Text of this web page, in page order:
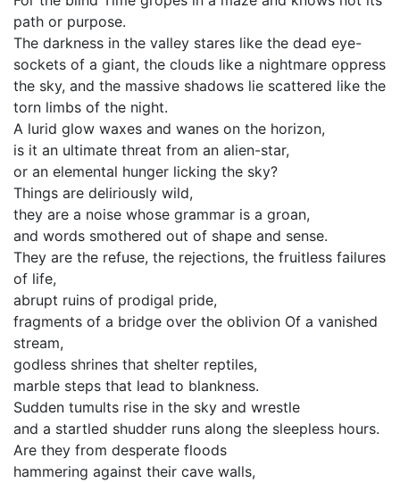
path or purpose.
The darkness in the valley stares like the dead eye-
sockets of a giant, the clouds like a nightmare oppress
the sky, and the massive shadows lie scattered like the
torn limbs of the night.
A lurid glow waxes and wanes on the horizon,
is it an ultimate threat from an alien-star,
or an elemental hunger licking the sky?
Things are deliriously wild,
they are a noise whose grammar is a groan,
and words smothered out of shape and sense.
They are the refuse, the rejections, the fruitless failures
of life,
abrupt ruins of prodigal pride,
fragments of a bridge over the oblivion Of a vanished
stream,
godless shrines that shelter reptiles,
marble steps that lead to blankness.
Sudden tumults rise in the sky and wrestle
and a startled shudder runs along the sleepless hours.
Are they from desperate floods
hammering against their cave walls,